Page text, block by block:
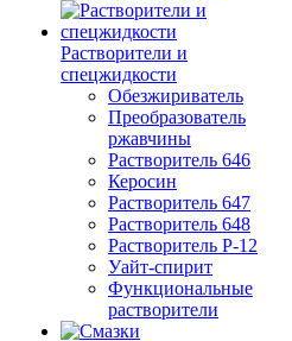
Растворители и
спецжидкости
Обезжириватель
Преобразователь
ржавчины
Растворитель 646
Керосин
Растворитель 647
Растворитель 648
Растворитель Р-12
Уайт-спирит
Функциональные
растворители